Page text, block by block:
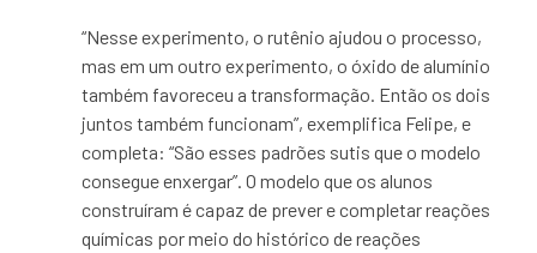
“Nesse experimento, o rutênio ajudou o processo,
mas em um outro experimento, o óxido de alumínio
também favoreceu a transformação. Então os dois
juntos também funcionam”, exemplifica Felipe, e
completa: “São esses padrões sutis que o modelo
consegue enxergar”. O modelo que os alunos
construíram é capaz de prever e completar reações
químicas por meio do histórico de reações